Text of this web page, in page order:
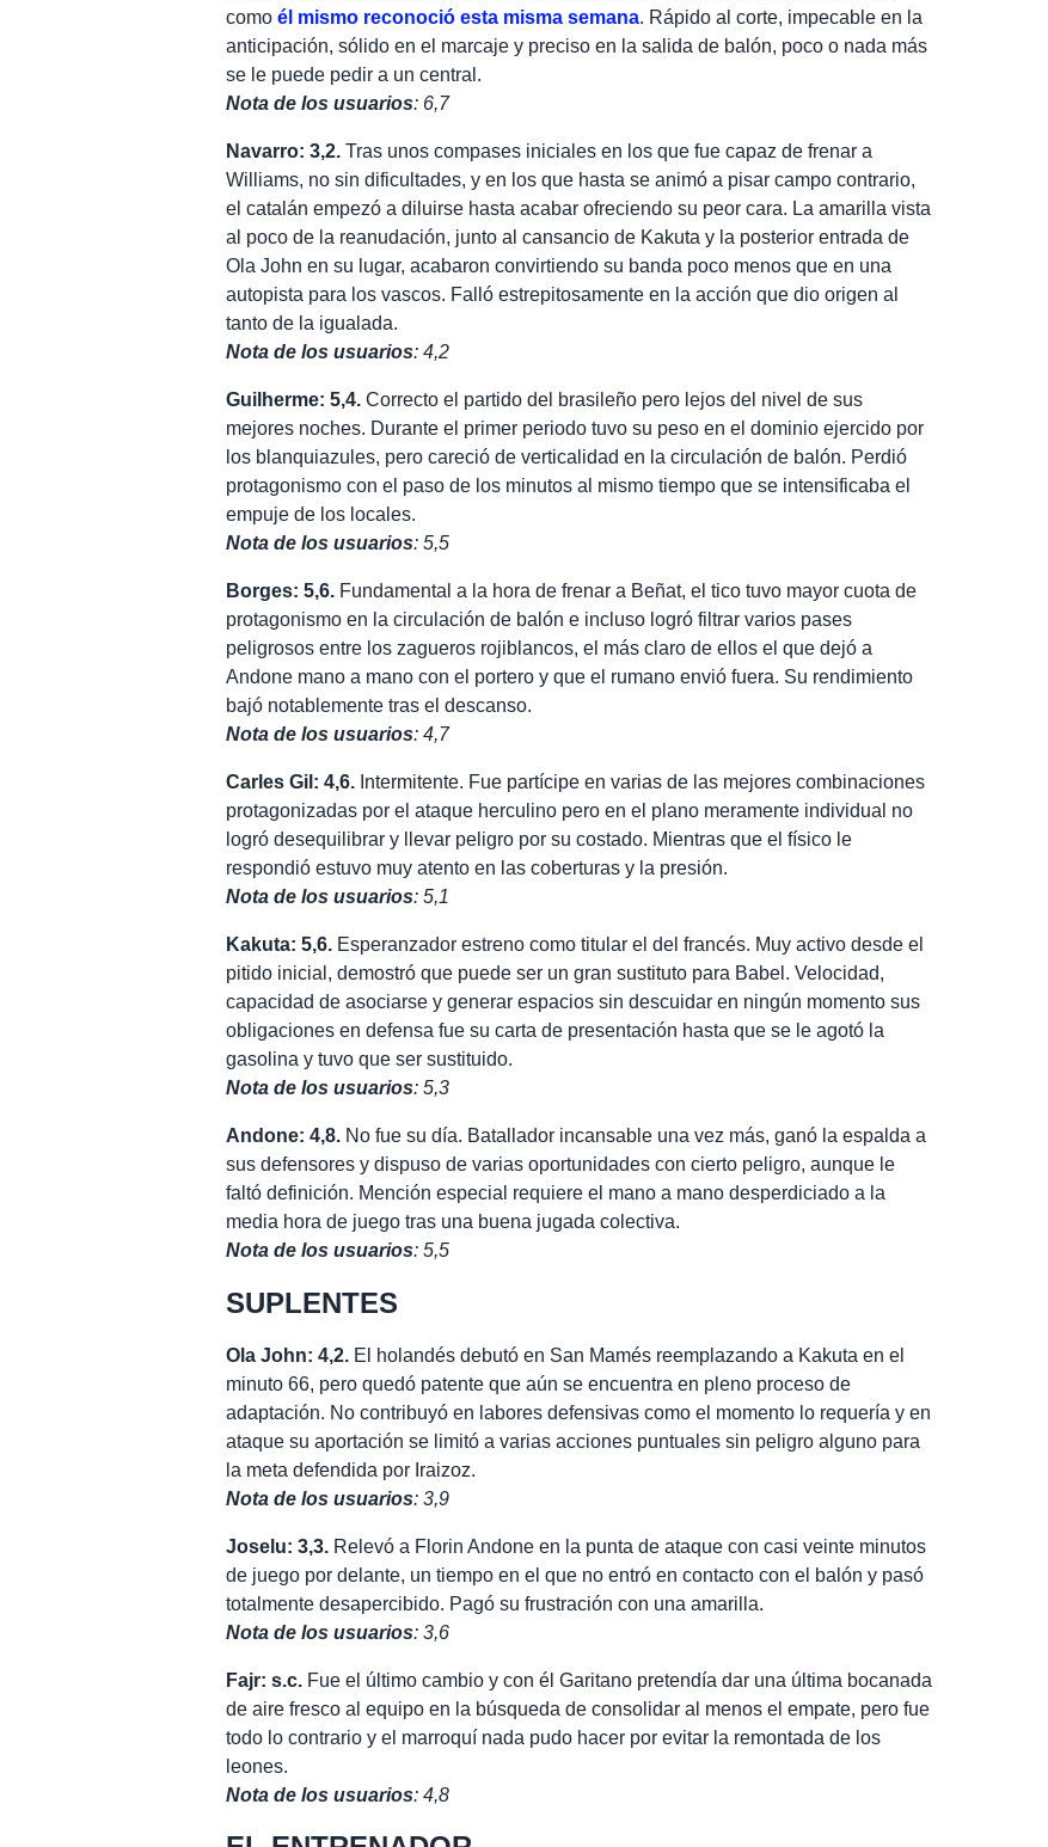
comoél mismo reconoció esta misma semana. Rápido al corte, impecable en la
anticipación, sólido en el marcaje y preciso en la salida de balón, poco o nada más
se le puede pedir a un central.
Nota de los usuarios: 6,7
Navarro: 3,2. Tras unos compases iniciales en los que fue capaz de frenar a
Williams, no sin dificultades, y en los que hasta se animó a pisar campo contrario,
el catalán empezó a diluirse hasta acabar ofreciendo su peor cara. La amarilla vista
al poco de la reanudación, junto al cansancio de Kakuta y la posterior entrada de
Ola John en su lugar, acabaron convirtiendo su banda poco menos que en una
autopista para los vascos. Falló estrepitosamente en la acción que dio origen al
tanto de la igualada.
Nota de los usuarios: 4,2
Guilherme: 5,4. Correcto el partido del brasileño pero lejos del nivel de sus
mejores noches. Durante el primer periodo tuvo su peso en el dominio ejercido por
los blanquiazules, pero careció de verticalidad en la circulación de balón. Perdió
protagonismo con el paso de los minutos al mismo tiempo que se intensificaba el
empuje de los locales.
Nota de los usuarios: 5,5
Borges: 5,6. Fundamental a la hora de frenar a Beñat, el tico tuvo mayor cuota de
protagonismo en la circulación de balón e incluso logró filtrar varios pases
peligrosos entre los zagueros rojiblancos, el más claro de ellos el que dejó a
Andone mano a mano con el portero y que el rumano envió fuera. Su rendimiento
bajó notablemente tras el descanso.
Nota de los usuarios: 4,7
Carles Gil: 4,6. Intermitente. Fue partícipe en varias de las mejores combinaciones
protagonizadas por el ataque herculino pero en el plano meramente individual no
logró desequilibrar y llevar peligro por su costado. Mientras que el físico le
respondió estuvo muy atento en las coberturas y la presión.
Nota de los usuarios: 5,1
Kakuta: 5,6. Esperanzador estreno como titular el del francés. Muy activo desde el
pitido inicial, demostró que puede ser un gran sustituto para Babel. Velocidad,
capacidad de asociarse y generar espacios sin descuidar en ningún momento sus
obligaciones en defensa fue su carta de presentación hasta que se le agotó la
gasolina y tuvo que ser sustituido.
Nota de los usuarios: 5,3
Andone: 4,8. No fue su día. Batallador incansable una vez más, ganó la espalda a
sus defensores y dispuso de varias oportunidades con cierto peligro, aunque le
faltó definición. Mención especial requiere el mano a mano desperdiciado a la
media hora de juego tras una buena jugada colectiva.
Nota de los usuarios: 5,5
SUPLENTES
Ola John: 4,2. El holandés debutó en San Mamés reemplazando a Kakuta en el
minuto 66, pero quedó patente que aún se encuentra en pleno proceso de
adaptación. No contribuyó en labores defensivas como el momento lo requería y en
ataque su aportación se limitó a varias acciones puntuales sin peligro alguno para
la meta defendida por Iraizoz.
Nota de los usuarios: 3,9
Joselu: 3,3. Relevó a Florin Andone en la punta de ataque con casi veinte minutos
de juego por delante, un tiempo en el que no entró en contacto con el balón y pasó
totalmente desapercibido. Pagó su frustración con una amarilla.
Nota de los usuarios: 3,6
Fajr: s.c. Fue el último cambio y con él Garitano pretendía dar una última bocanada
de aire fresco al equipo en la búsqueda de consolidar al menos el empate, pero fue
todo lo contrario y el marroquí nada pudo hacer por evitar la remontada de los
leones.
Nota de los usuarios: 4,8